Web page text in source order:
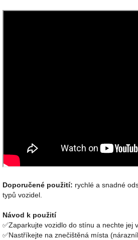
Doporučené použití: rychlé a snadné
typů vozidel.
Návod k použití
✅Zaparkujte vozidlo do stínu a nechte jej
✅Nastříkejte na znečištěná místa